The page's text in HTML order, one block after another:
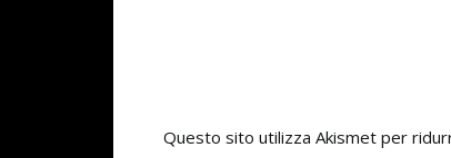
Questo sito utilizza Akismet per